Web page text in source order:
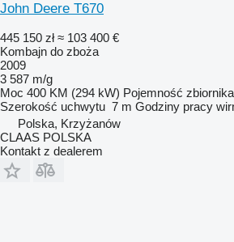
John Deere T670
445 150 zł ≈ 103 400 €
Kombajn do zboża
2009
3 587 m/g
Moc 400 KM (294 kW) Pojemność
Szerokość uchwytu 7 m Godziny pracy
Polska, Krzyżanów
CLAAS POLSKA
Kontakt z dealerem